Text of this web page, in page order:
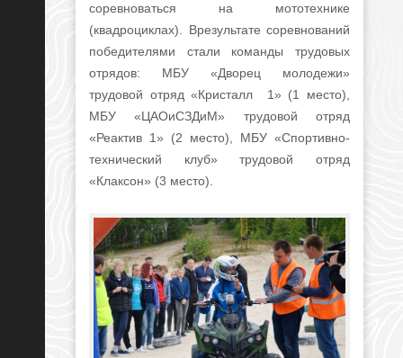
соревноваться на мототехнике
(квадроциклах). Врезультате соревнований
победителями стали команды трудовых
отрядов: МБУ «Дворец молодежи»
трудовой отряд «Кристалл 1» (1 место),
МБУ «ЦАОиСЗДиМ» трудовой отряд
«Реактив 1» (2 место), МБУ «Спортивно-
технический клуб» трудовой отряд
«Клаксон» (3 место).